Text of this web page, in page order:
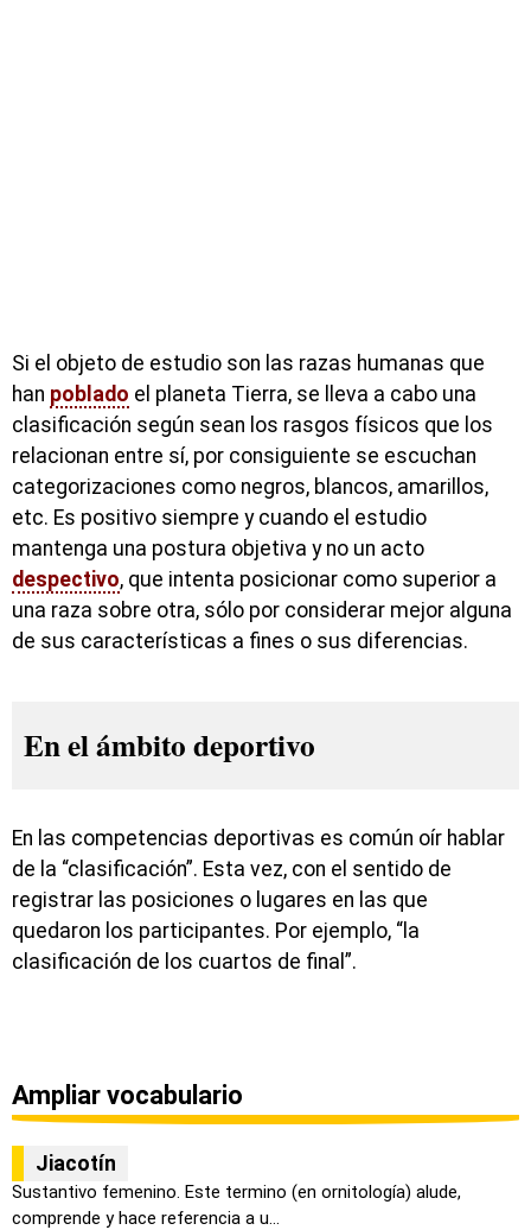
Si el objeto de estudio son las razas humanas que
han poblado el planeta Tierra, se lleva a cabo una
clasificación según sean los rasgos físicos que los
relacionan entre sí, por consiguiente se escuchan
categorizaciones como negros, blancos, amarillos,
etc. Es positivo siempre y cuando el estudio
mantenga una postura objetiva y no un acto
despectivo, que intenta posicionar como superior a
una raza sobre otra, sólo por considerar mejor alguna
de sus características a fines o sus diferencias.
En el ámbito deportivo
En las competencias deportivas es común oír hablar
de la “clasificación”. Esta vez, con el sentido de
registrar las posiciones o lugares en las que
quedaron los participantes. Por ejemplo, “la
clasificación de los cuartos de final”.
Ampliar vocabulario
Jiacotín
Sustantivo femenino. Este termino (en ornitología) alude,
comprende y hace referencia a u...